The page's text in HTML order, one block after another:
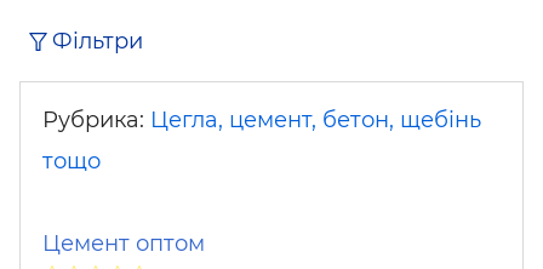
Фільтри
Рубрика: Цегла, цемент, бетон, щебінь
тощо
Цемент оптом